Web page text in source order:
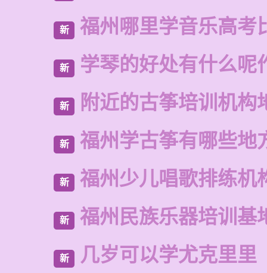
新 福州哪里学音乐高考
新 学琴的好处有什么呢
新 附近的古筝培训机构
新 福州学古筝有哪些地
新 福州少儿唱歌排练机
新 福州民族乐器培训基
新 几岁可以学尤克里里